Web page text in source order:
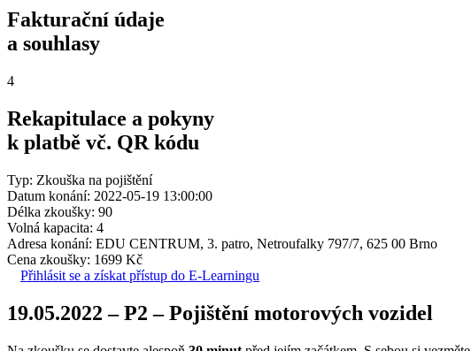
Fakturační údaje
a souhlasy
4
Rekapitulace a pokyny
k platbě vč. QR kódu
Typ: Zkouška na pojištění
Datum konání: 2022-05-19 13:00:00
Délka zkoušky: 90
Volná kapacita: 4
Adresa konání: EDU CENTRUM, 3. patro, Netroufalky 797/7, 625 00 Brno
Cena zkoušky: 1699 Kč
Přihlásit se a získat přístup do E-Learningu
19.05.2022 – P2 – Pojištění motorových vozidel